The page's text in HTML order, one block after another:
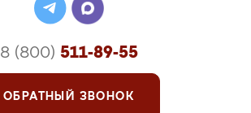
8 (800) 511-89-55
ОБРАТНЫЙ ЗВОНОК